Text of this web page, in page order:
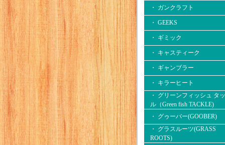
・ ガンクラフト
・ GEEKS
・ ギミック
・ キャスティーク
・ ギャンブラー
・ キラーヒート
・ グリーンフィッシュ タ
ル（Green fish TACKLE)
・ グゥーバー(GOOBER)
・ グラスルーツ(GRASS
ROOTS)